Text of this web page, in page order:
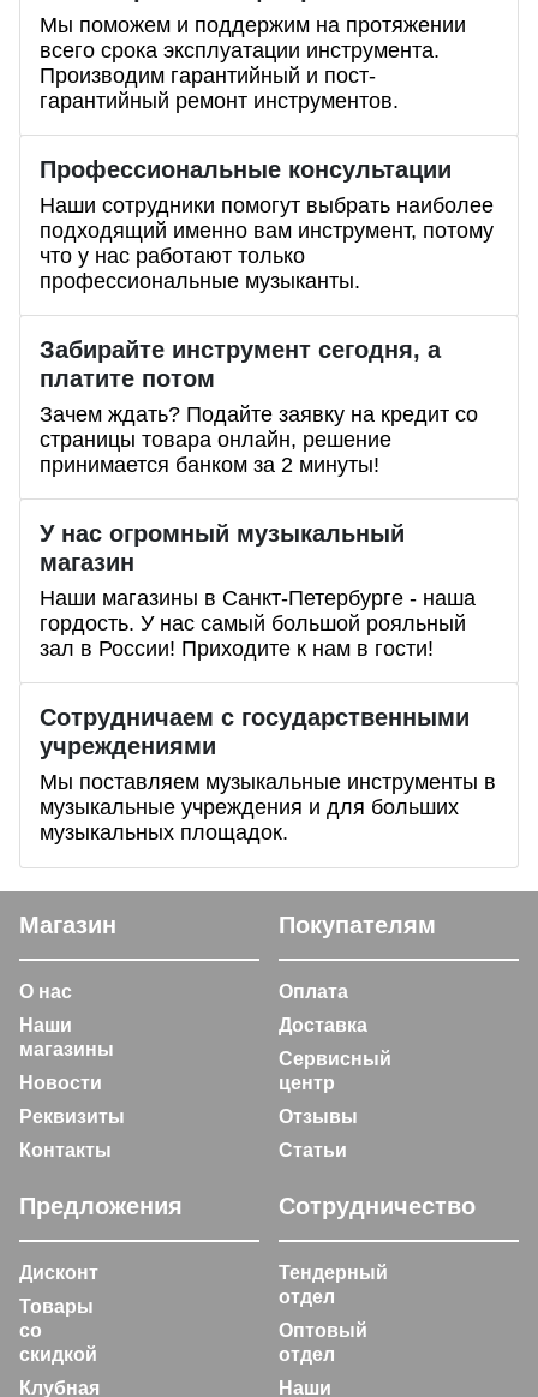
Мы поможем и поддержим на протяжении
всего срока эксплуатации инструмента.
Производим гарантийный и пост-
гарантийный ремонт инструментов.
Профессиональные консультации
Наши сотрудники помогут выбрать наиболее
подходящий именно вам инструмент, потому
что у нас работают только
профессиональные музыканты.
Забирайте инструмент сегодня, а
платите потом
Зачем ждать? Подайте заявку на кредит со
страницы товара онлайн, решение
принимается банком за 2 минуты!
У нас огромный музыкальный
магазин
Наши магазины в Санкт-Петербурге - наша
гордость. У нас самый большой рояльный
зал в России! Приходите к нам в гости!
Сотрудничаем с государственными
учреждениями
Мы поставляем музыкальные инструменты в
музыкальные учреждения и для больших
музыкальных площадок.
Магазин
О нас
Наши
магазины
Новости
Реквизиты
Контакты
Покупателям
Оплата
Доставка
Сервисный
центр
Отзывы
Статьи
Предложения
Дисконт
Товары
со
скидкой
Клубная
Сотрудничество
Тендерный
отдел
Оптовый
отдел
Наши